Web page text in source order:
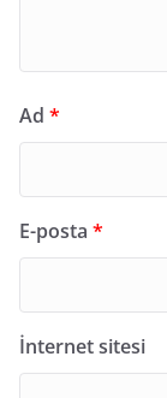
Ad *
E-posta *
İnternet sitesi